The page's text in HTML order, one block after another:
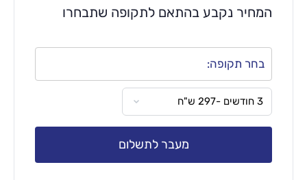
המחיר נקבע בהתאם לתקופה שתבחרו
בחר תקופה:
מעבר לתשלום